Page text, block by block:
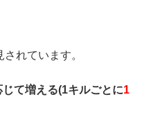
れています。
て増える(1キルごとに1